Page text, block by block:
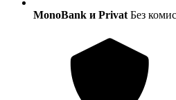
MonoBank и Privat Без